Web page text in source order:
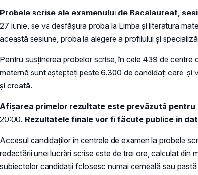
Probele scrise ale examenului de Bacalaureat,
27 iunie, se va desfăşura proba la Limba şi literatura
această sesiune, proba la alegere a profilului şi
Pentru susţinerea probelor scrise, în cele 439 de
maternă sunt aşteptaţi peste 6.300 de candidaţi care-şi
şi croată.
Afişarea primelor rezultate este prevăzută pentru
20:00. Rezultatele finale vor fi făcute publice în
Accesul candidaţilor în centrele de examen la probele
redactării unei lucrări scrise este de trei ore, calculat
subiectelor candidaţii folosesc numai cerneală sau